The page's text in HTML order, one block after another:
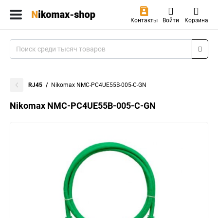
Контакты Войти Корзина
RJ45 Nikomax NMC-PC4UE55B-005-C-GN
Nikomax NMC-PC4UE55B-005-C-GN